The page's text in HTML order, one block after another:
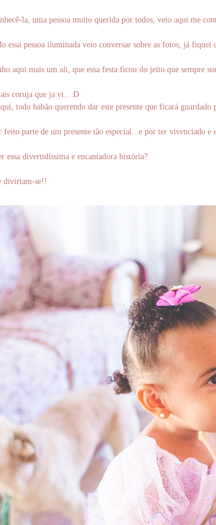
la, uma pessoa muito querida por todos, veio aqui me
essa pessoa iluminada veio conversar sobre as fotos, já fiquei
aqui mais um ali, que essa festa ficou do jeito que sempre
coruja que ja vi..
:D
todo babão querendo dar este presente que ficará guardado
parte de um presente tão especial.. e por ter vivenciado
essa divertidíssima e encantadora história?
divirtam-se!!